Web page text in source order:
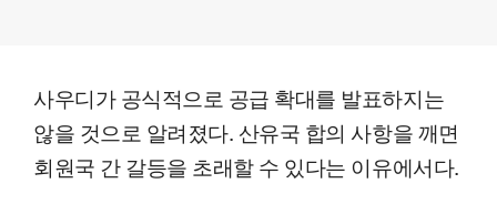
사우디가 공식적으로 공급 확대를 발표하지는
않을 것으로 알려졌다. 산유국 합의 사항을 깨면
회원국 간 갈등을 초래할 수 있다는 이유에서다.